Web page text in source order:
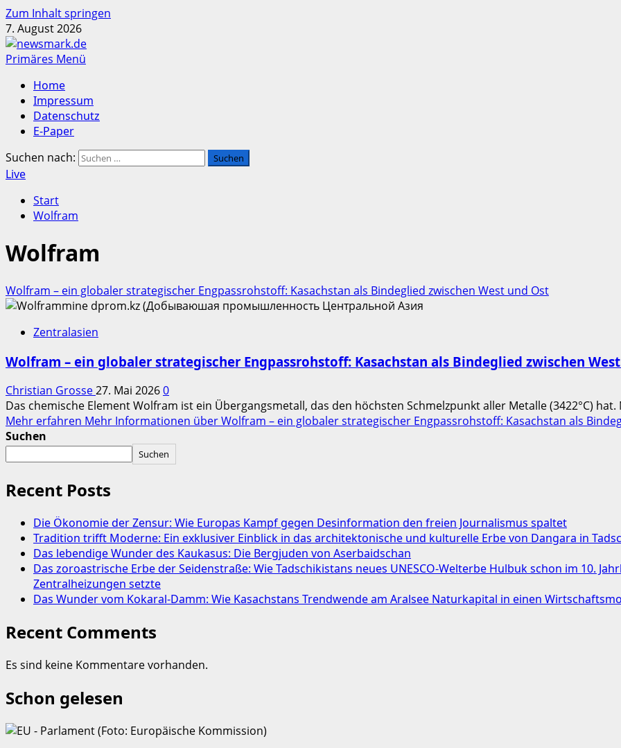
Zum Inhalt springen
7. August 2026
Primäres Menü
Home
Impressum
Datenschutz
E-Paper
Suchen nach:
Live
Start
Wolfram
Wolfram
Wolfram – ein globaler strategischer Engpassrohstoff: Kasachstan als Bindeglied zwischen West und Ost
Zentralasien
Wolfram – ein globaler strategischer Engpassrohstoff: Kasachstan als Bindeglied zwischen
Christian Grosse27. Mai 20260
Das chemische Element Wolfram ist ein Übergangsmetall, das den höchsten Schmelzpunkt aller Metalle (3422°C) hat.
Mehr erfahren Mehr Informationen über Wolfram – ein globaler strategischer Engpassrohstoff: Kasachstan als
Suchen
Suchen
Recent Posts
Die Ökonomie der Zensur: Wie Europas Kampf gegen Desinformation den freien Journalismus spaltet
Tradition trifft Moderne: Ein exklusiver Einblick in das architektonische und kulturelle Erbe von Dangara in
Das lebendige Wunder des Kaukasus: Die Bergjuden von Aserbaidschan
Das zoroastrische Erbe der Seidenstraße: Wie Tadschikistans neues UNESCO-Welterbe Hulbuk schon im 10.
Zentralheizungen setzte
Das Wunder vom Kokaral-Damm: Wie Kasachstans Trendwende am Aralsee Naturkapital in einen
Recent Comments
Es sind keine Kommentare vorhanden.
Schon gelesen